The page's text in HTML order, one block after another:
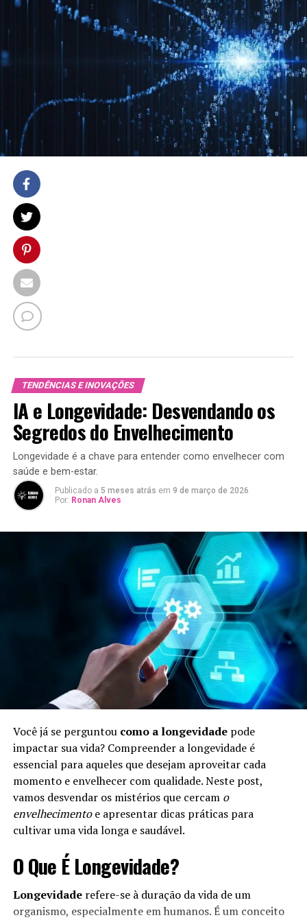
TENDÊNCIAS E INOVAÇÕES
IA e Longevidade: Desvendando os
Segredos do Envelhecimento
Longevidade é a chave para entender como envelhecer com
saúde e bem-estar.
Publicado a 5 meses atrás em 9 de março de 2026
Por: Ronan Alves
Você já se perguntou como a longevidadepode
impactar sua vida? Compreender a longevidade é
essencial para aqueles que desejam aproveitar cada
momento e envelhecer com qualidade. Neste post,
vamos desvendar os mistérios que cercam o
envelhecimentoe apresentar dicas práticas para
cultivar uma vida longa e saudável.
O Que É Longevidade?
Longevidaderefere-se à duração da vida de um
organismo, especialmente em humanos. É um conceito